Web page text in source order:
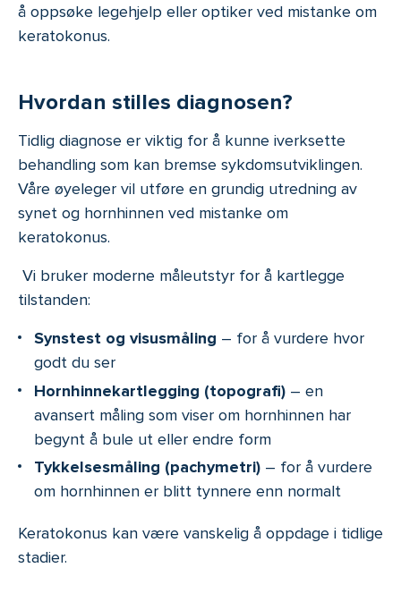
å oppsøke legehjelp eller optiker ved mistanke om
keratokonus.
Hvordan stilles diagnosen?
Tidlig diagnose er viktig for å kunne iverksette
behandling som kan bremse sykdomsutviklingen.
Våre øyeleger vil utføre en grundig utredning av
synet og hornhinnen ved mistanke om
keratokonus.
Vi bruker moderne måleutstyr for å kartlegge
tilstanden:
Synstest og visusmåling – for å vurdere hvor
godt du ser
Hornhinnekartlegging (topografi) – en
avansert måling som viser om hornhinnen har
begynt å bule ut eller endre form
Tykkelsesmåling (pachymetri) – for å vurdere
om hornhinnen er blitt tynnere enn normalt
Keratokonus kan være vanskelig å oppdage i tidlige
stadier.